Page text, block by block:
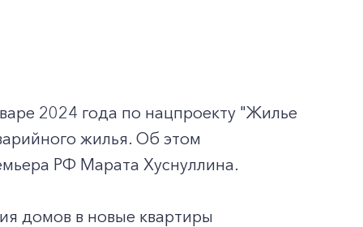
2024 года по нацпроекту "Жилье
жилья. Об этом
РФ Марата Хуснуллина.
домов в новые квартиры